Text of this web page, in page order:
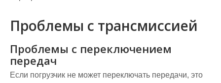
Проблемы с трансмиссией
Проблемы с переключением
передач
Если погрузчик не может переключать передачи, это